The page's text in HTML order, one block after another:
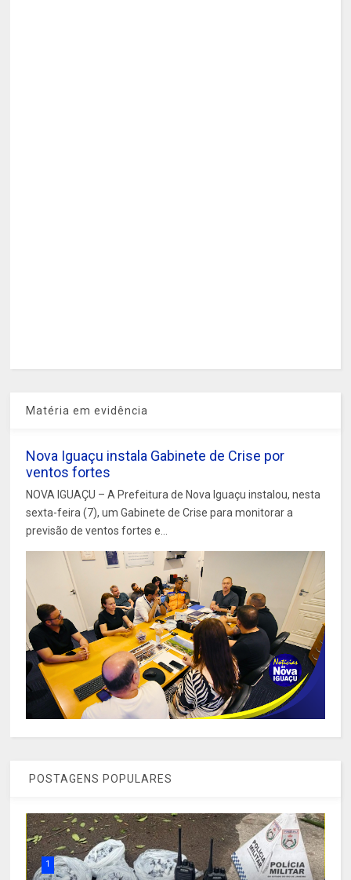
Matéria em evidência
Nova Iguaçu instala Gabinete de Crise por
ventos fortes
NOVA IGUAÇU – A Prefeitura de Nova Iguaçu instalou, nesta
sexta-feira (7), um Gabinete de Crise para monitorar a
previsão de ventos fortes e...
POSTAGENS POPULARES
1